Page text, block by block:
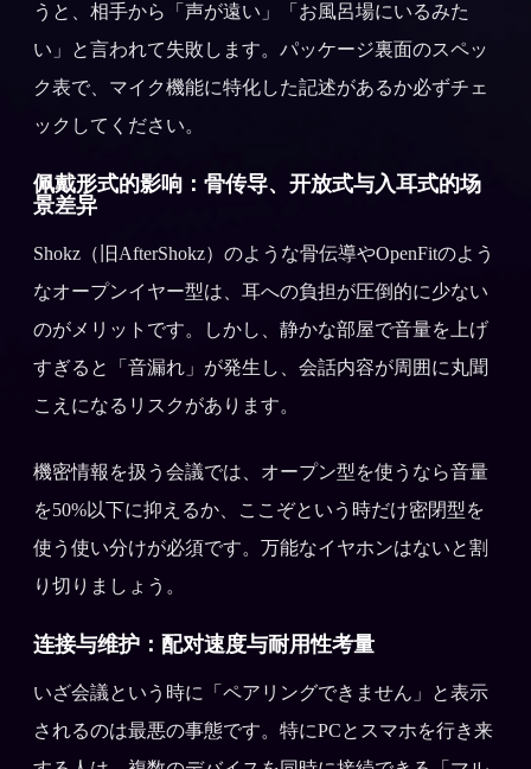
うと、相手から「声が遠い」「お風呂場にいるみた
い」と言われて失敗します。パッケージ裏面のスペッ
ク表で、マイク機能に特化した記述があるか必ずチェ
ックしてください。
佩戴形式的影响：骨传导、开放式与入耳式的场
景差异
Shokz（旧AfterShokz）のような骨伝導やOpenFitのよう
なオープンイヤー型は、耳への負担が圧倒的に少ない
のがメリットです。しかし、静かな部屋で音量を上げ
すぎると「音漏れ」が発生し、会話内容が周囲に丸聞
こえになるリスクがあります。
機密情報を扱う会議では、オープン型を使うなら音量
を50%以下に抑えるか、ここぞという時だけ密閉型を
使う使い分けが必須です。万能なイヤホンはないと割
り切りましょう。
连接与维护：配对速度与耐用性考量
いざ会議という時に「ペアリングできません」と表示
されるのは最悪の事態です。特にPCとスマホを行き来